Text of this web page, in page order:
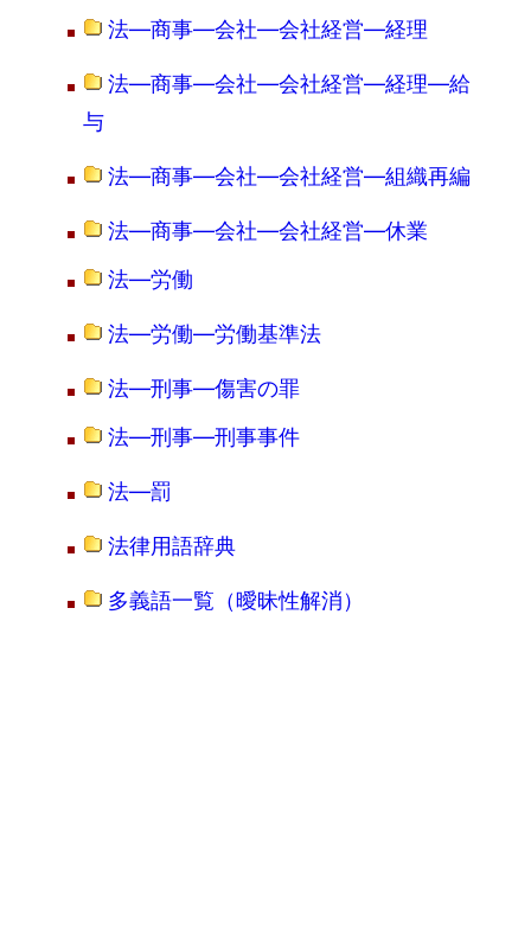
法―商事―会社―会社経営―経理
法―商事―会社―会社経営―経理―給
与
法―商事―会社―会社経営―組織再編
法―商事―会社―会社経営―休業
法―労働
法―労働―労働基準法
法―刑事―傷害の罪
法―刑事―刑事事件
法―罰
法律用語辞典
多義語一覧（曖昧性解消）